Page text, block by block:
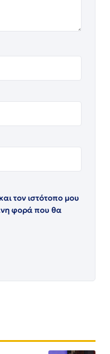
τον ιστότοπο μου
φορά που θα